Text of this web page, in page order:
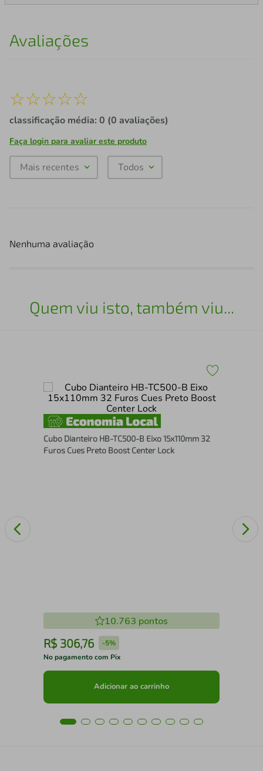
Avaliações
☆☆☆☆☆
classificação média: 0 (0 avaliações)
Faça login para avaliar este produto
Mais recentes Todos
Nenhuma avaliação
Quem viu isto, também viu...
Cubo Dianteiro HB-TC500-B Eixo 15x110mm 32
Furos Cues Preto Boost Center Lock
10.763 pontos
R$ 306,76 -5%
No pagamento com Pix
Adicionar ao carrinho